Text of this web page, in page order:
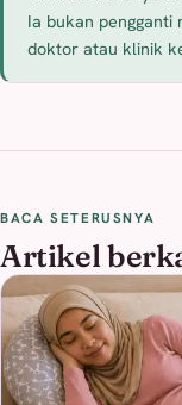
Ia bukan
doktor atau klinik
BACA SETERUSNYA
Artikel